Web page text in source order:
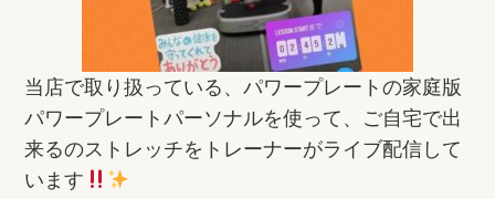
当店で取り扱っている、パワープレートの家庭版
パワープレートパーソナルを使って、ご自宅で出
来るのストレッチをトレーナーがライブ配信して
います